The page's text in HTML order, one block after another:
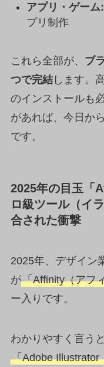
アプリ・ゲーム:
プリ制作
これら全部が、 ブ
つで完結します。
のインストールも
があれば、今日か
です。
2025年の目玉「
ロ級ツール（イ
合された衝撃
2025年、デザイン
が「Affinity（アフ
ー入りです。
わかりやすく言う
「Adobe Illustrator